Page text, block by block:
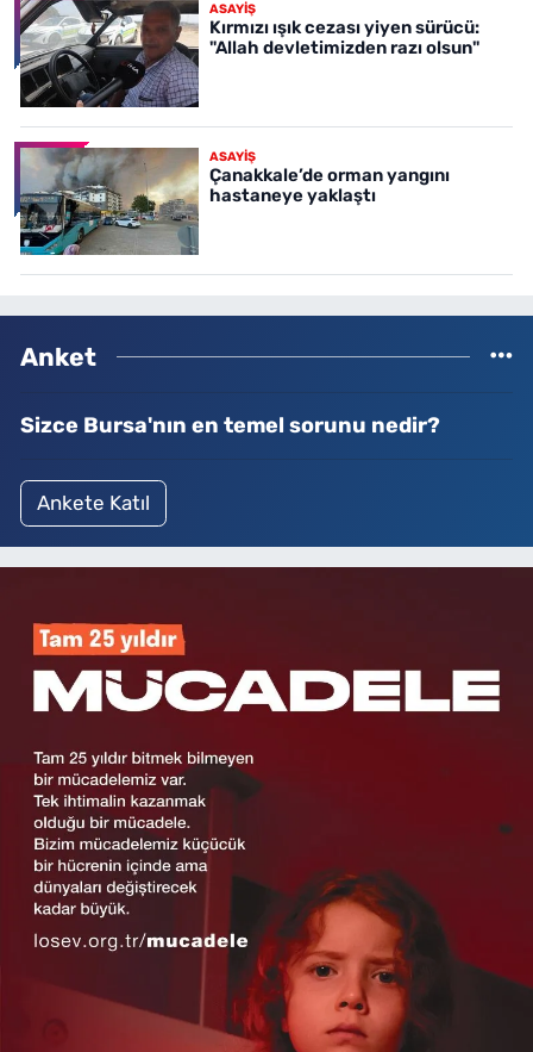
ASAYİŞ
Kırmızı ışık cezası yiyen sürücü:
"Allah devletimizden razı olsun"
ASAYİŞ
Çanakkale’de orman yangını
hastaneye yaklaştı
Anket
Sizce Bursa'nın en temel sorunu nedir?
Ankete Katıl